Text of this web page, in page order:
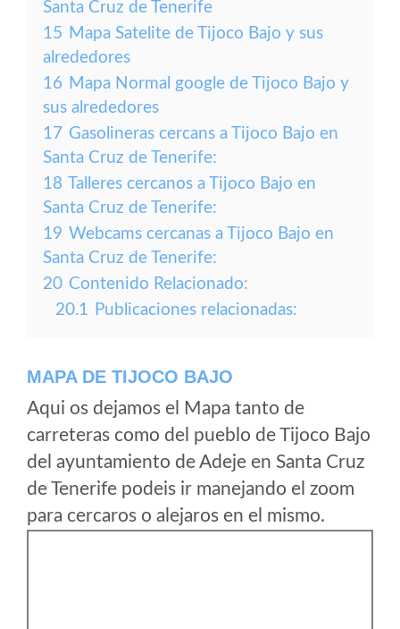
Santa Cruz de Tenerife
15 Mapa Satelite de Tijoco Bajo y sus
alrededores
16 Mapa Normal google de Tijoco Bajo y
sus alrededores
17 Gasolineras cercans a Tijoco Bajo en
Santa Cruz de Tenerife:
18 Talleres cercanos a Tijoco Bajo en
Santa Cruz de Tenerife:
19 Webcams cercanas a Tijoco Bajo en
Santa Cruz de Tenerife:
20 Contenido Relacionado:
20.1 Publicaciones relacionadas:
MAPA DE TIJOCO BAJO
Aqui os dejamos el Mapa tanto de
carreteras como del pueblo de Tijoco Bajo
del ayuntamiento de Adeje en Santa Cruz
de Tenerife podeis ir manejando el zoom
para cercaros o alejaros en el mismo.